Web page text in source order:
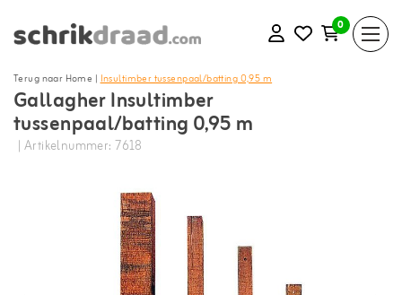
0
Terug naar Home |Insultimber tussenpaal/batting 0,95 m
Gallagher Insultimber
tussenpaal/batting 0,95 m
| Artikelnummer: 7618